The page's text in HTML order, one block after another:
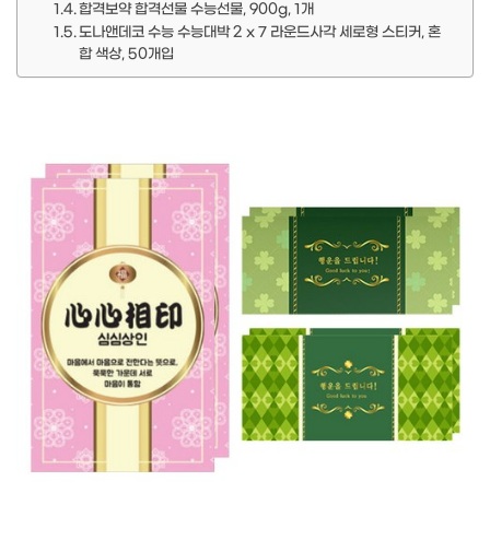
합격보약 합격선물 수능선물, 900g, 1개
도나앤데코 수능 수능대박 2 x 7 라운드사각 세로형 스티커, 혼
합 색상, 50개입